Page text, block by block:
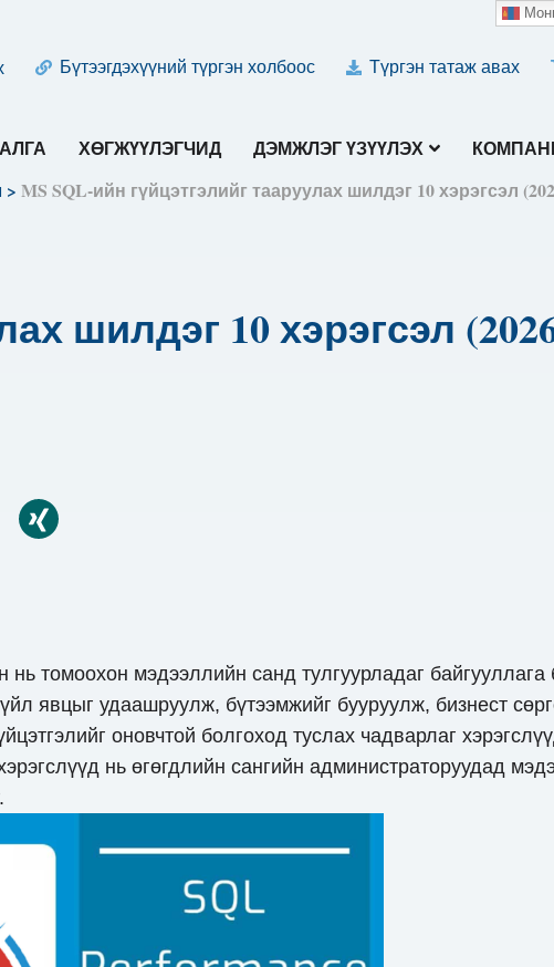
Бүтээгдэхүүний түргэн холбоос Түргэн татаж авах
ХӨГЖҮҮЛЭГЧИД ДЭМЖЛЭГ ҮЗҮҮЛЭХ
> MS SQL-ийн гүйцэтгэлийг тааруулах шилдэг 10 хэрэгсэл
шилдэг 10 хэрэгсэл
томоохон мэдээллийн санд тулгуурладаг
явцыг удаашруулж, бүтээмжийг бууруулж, бизнест
оновчтой болгоход туслах чадварлаг
нь өгөгдлийн сангийн администраторуудад